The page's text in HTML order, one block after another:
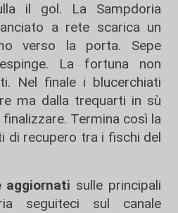
il gol. La Sampdoria
a rete scarica un
verso la porta. Sepe
La fortuna non
Nel finale i blucerchiati
ma dalla trequarti in sù
Termina così la
di recupero tra i fischi del
aggiornati sulle principali
seguiteci sul canale